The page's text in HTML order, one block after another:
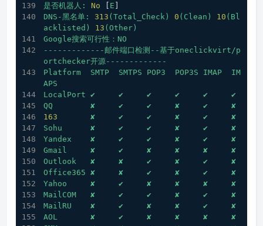
是否机器人: No E
DNS-黑名单:
313 (Total_Check) 0 (Clean) 10 (Bl
acklisted)
13 (Other)
Google搜索可行性：NO
-------------邮件端口检测--基于oneclickvirt/p
ortchecker开源-------------
Platform
SMTP SMTPS POP3 POP3S IMAP
IM
APS
LocalPort ✔ ✔ ✔ ✔ ✔
✔
QQ
✘ ✔ ✔ ✘ ✔
✘
163
✘ ✔ ✔ ✘ ✔
✘
Sohu
✘ ✔ ✔ ✘ ✔
✘
Yandex
✘ ✔ ✔ ✘ ✔
✘
Gmail
✘ ✔ ✘ ✘ ✘
✘
Outlook
✘ ✘ ✔ ✘ ✔
✘
Office365 ✘ ✘ ✔ ✘ ✔
✘
Yahoo
✘ ✔ ✘ ✘ ✘
✘
MailCOM
✘ ✔ ✔ ✘ ✔
✘
MailRU
✘ ✔ ✘ ✘ ✔
✘
AOL
✘ ✔ ✘ ✘ ✘
✘